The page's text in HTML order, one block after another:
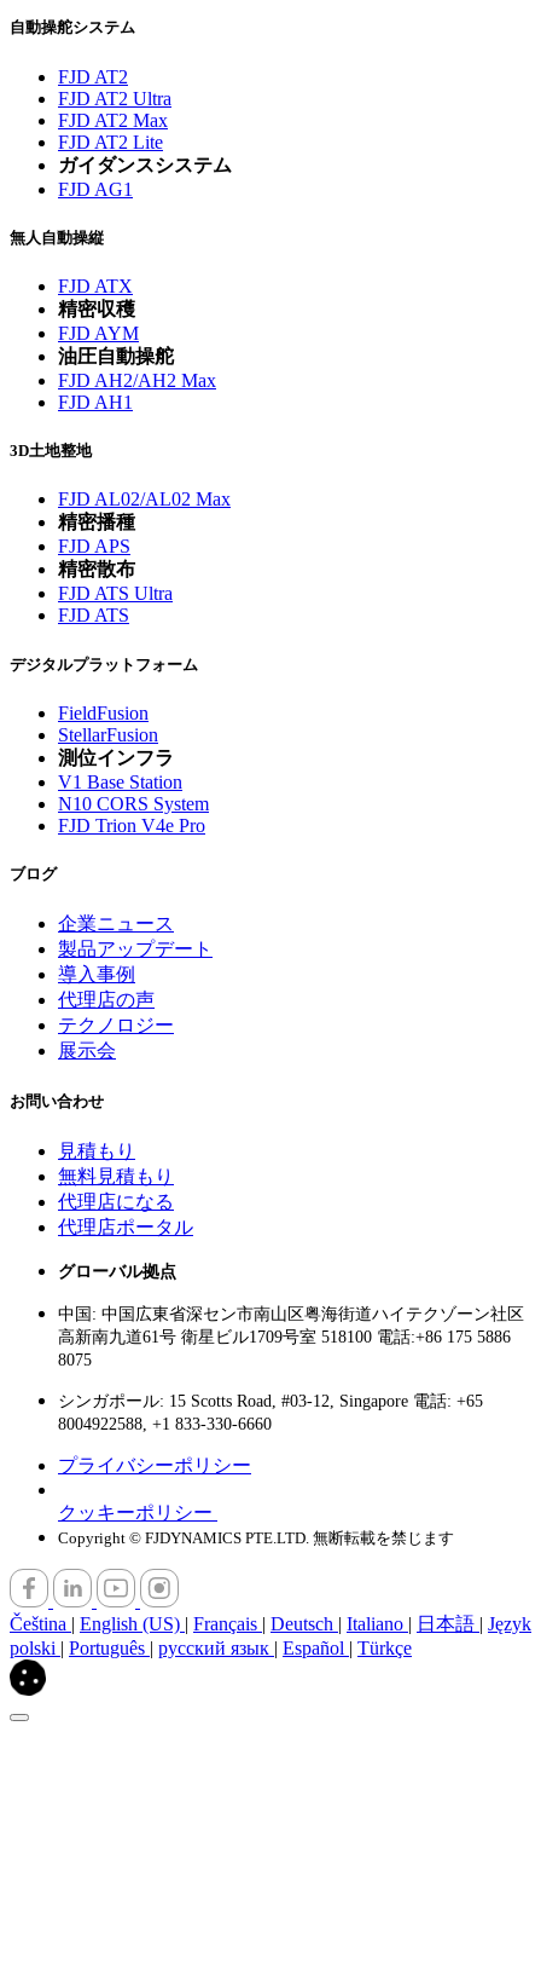
自動操舵システム
FJD AT2
FJD AT2 Ultra
FJD AT2 Max
FJD AT2 Lite
ガイダンスシステム
FJD AG1
無人自動操縦
FJD ATX
精密収穫
FJD AYM
油圧自動操舵
FJD AH2/AH2 Max
FJD AH1
3D土地整地
FJD AL02/AL02 Max
精密播種
FJD APS
精密散布
FJD ATS Ultra
FJD ATS
デジタルプラットフォーム
FieldFusion
StellarFusion
測位インフラ
V1 Base Station
N10 CORS System
FJD Trion V4e Pro
ブログ
企業ニュース
製品アップデート
導入事例
代理店の声
テクノロジー
展示会
お問い合わせ
見積もり
無料見積もり
代理店になる
代理店ポータル
グローバル拠点
中国: 中国広東省深セン市南山区粤海街道ハイテクゾーン社区
高新南九道61号 衛星ビル1709号室 518100 電話:+86 175 5886
8075
シンガポール: 15 Scotts Road, #03-12, Singapore 電話: +65
8004922588, +1 833-330-6660
プライバシーポリシー
クッキーポリシー
Copyright © FJDYNAMICS PTE.LTD. 無断転載を禁じます
Čeština | English (US) | Français | Deutsch | Italiano | 日本語 | Język
polski | Português | русский язык | Español | Türkçe